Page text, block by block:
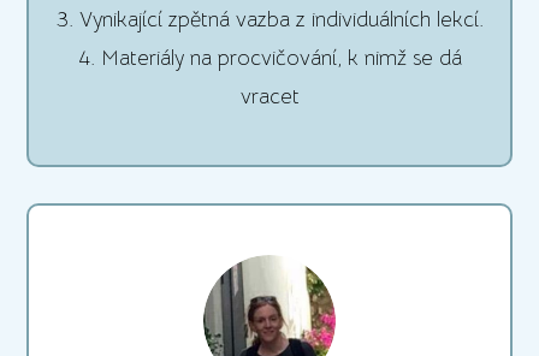
3. Vynikající zpětná vazba z individuálních lekcí.
4. Materiály na procvičování, k nimž se dá
vracet